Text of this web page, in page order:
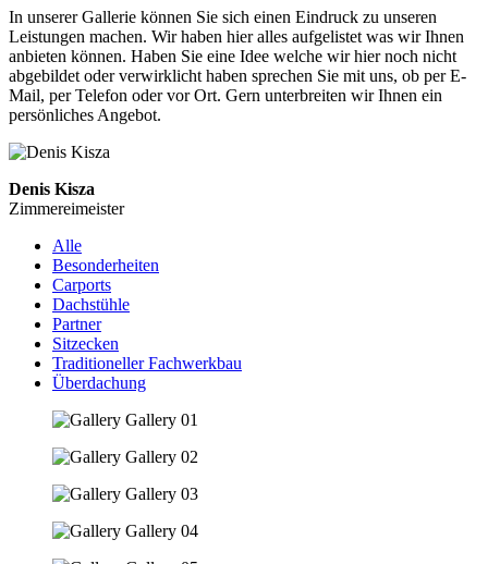
In unserer Gallerie können Sie sich einen Eindruck zu unseren
Leistungen machen. Wir haben hier alles aufgelistet was wir Ihnen
anbieten können. Haben Sie eine Idee welche wir hier noch nicht
abgebildet oder verwirklicht haben sprechen Sie mit uns, ob per E-
Mail, per Telefon oder vor Ort. Gern unterbreiten wir Ihnen ein
persönliches Angebot.
Denis Kisza
Zimmereimeister
Alle
Besonderheiten
Carports
Dachstühle
Partner
Sitzecken
Traditioneller Fachwerkbau
Überdachung